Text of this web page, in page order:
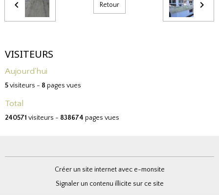
Retour
VISITEURS
Aujourd'hui
5visiteurs - 8 pages vues
Total
240571 visiteurs - 838674 pages vues
Créer un site internet avec e-monsite
Signaler un contenu illicite sur ce site